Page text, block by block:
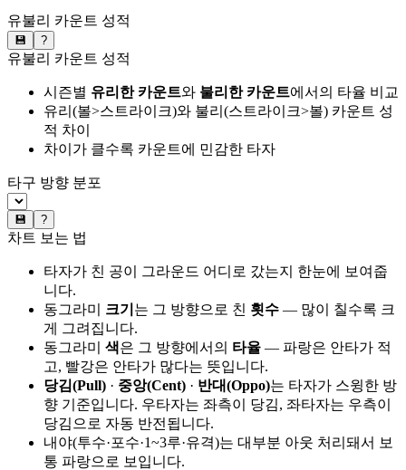
유불리 카운트 성적
💾 ?
유불리 카운트 성적
시즌별 유리한 카운트와 불리한 카운트에서의 타율 비교
유리(볼>스트라이크)와 불리(스트라이크>볼) 카운트 성
적 차이
차이가 클수록 카운트에 민감한 타자
타구 방향 분포
💾 ?
차트 보는 법
타자가 친 공이 그라운드 어디로 갔는지 한눈에 보여줍
니다.
동그라미 크기 는 그 방향으로 친 횟수 — 많이 칠수록 크
게 그려집니다.
동그라미 색은 그 방향에서의 타율 — 파랑은 안타가 적
고, 빨강은 안타가 많다는 뜻입니다.
당김(Pull) · 중앙(Cent) · 반대(Oppo)는 타자가 스윙한 방
향 기준입니다. 우타자는 좌측이 당김, 좌타자는 우측이
당김으로 자동 반전됩니다.
내야(투수·포수·1~3루·유격)는 대부분 아웃 처리돼서 보
통 파랑으로 보입니다.